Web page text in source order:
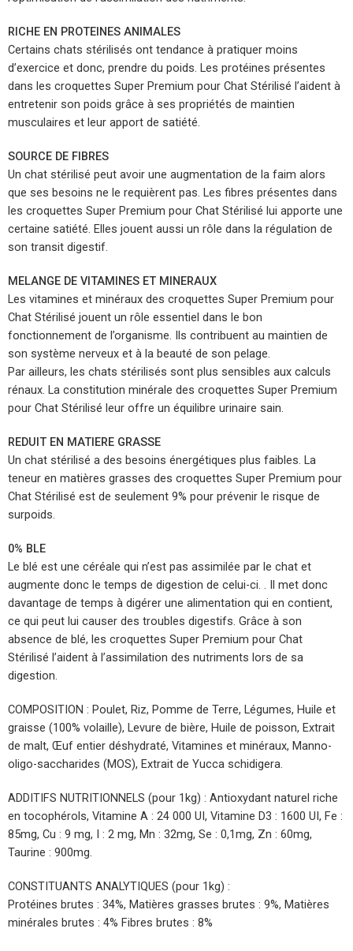
RICHE EN PROTEINES ANIMALES
Certains chats stérilisés ont tendance à pratiquer moins
d’exercice et donc, prendre du poids. Les protéines présentes
dans les croquettes Super Premium pour Chat Stérilisé l’aident à
entretenir son poids grâce à ses propriétés de maintien
musculaires et leur apport de satiété.
SOURCE DE FIBRES
Un chat stérilisé peut avoir une augmentation de la faim alors
que ses besoins ne le requièrent pas. Les fibres présentes dans
les croquettes Super Premium pour Chat Stérilisé lui apporte une
certaine satiété. Elles jouent aussi un rôle dans la régulation de
son transit digestif.
MELANGE DE VITAMINES ET MINERAUX
Les vitamines et minéraux des croquettes Super Premium pour
Chat Stérilisé jouent un rôle essentiel dans le bon
fonctionnement de l’organisme. Ils contribuent au maintien de
son système nerveux et à la beauté de son pelage.
Par ailleurs, les chats stérilisés sont plus sensibles aux calculs
rénaux. La constitution minérale des croquettes Super Premium
pour Chat Stérilisé leur offre un équilibre urinaire sain.
REDUIT EN MATIERE GRASSE
Un chat stérilisé a des besoins énergétiques plus faibles. La
teneur en matières grasses des croquettes Super Premium pour
Chat Stérilisé est de seulement 9% pour prévenir le risque de
surpoids.
0% BLE
Le blé est une céréale qui n’est pas assimilée par le chat et
augmente donc le temps de digestion de celui-ci. . Il met donc
davantage de temps à digérer une alimentation qui en contient,
ce qui peut lui causer des troubles digestifs. Grâce à son
absence de blé, les croquettes Super Premium pour Chat
Stérilisé l’aident à l’assimilation des nutriments lors de sa
digestion.
COMPOSITION : Poulet, Riz, Pomme de Terre, Légumes, Huile et
graisse (100% volaille), Levure de bière, Huile de poisson, Extrait
de malt, Œuf entier déshydraté, Vitamines et minéraux, Manno-
oligo-saccharides (MOS), Extrait de Yucca schidigera.
ADDITIFS NUTRITIONNELS (pour 1kg) : Antioxydant naturel riche
en tocophérols, Vitamine A : 24 000 UI, Vitamine D3 : 1600 UI, Fe :
85mg, Cu : 9 mg, I : 2 mg, Mn : 32mg, Se : 0,1mg, Zn : 60mg,
Taurine : 900mg.
CONSTITUANTS ANALYTIQUES (pour 1kg) :
Protéines brutes : 34%, Matières grasses brutes : 9%, Matières
minérales brutes : 4% Fibres brutes : 8%